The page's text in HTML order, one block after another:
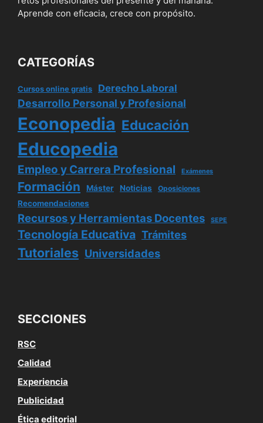
Aprende con eficacia, crece con propósito.
CATEGORÍAS
Cursos online gratis Derecho Laboral
Desarrollo Personal y Profesional
Econopedia Educación
Educopedia
Empleo y Carrera Profesional Exámenes
Formación Máster Noticias Oposiciones
Recomendaciones
Recursos y Herramientas Docentes SEPE
Tecnología Educativa Trámites
Tutoriales Universidades
SECCIONES
RSC
Calidad
Experiencia
Publicidad
Ética editorial